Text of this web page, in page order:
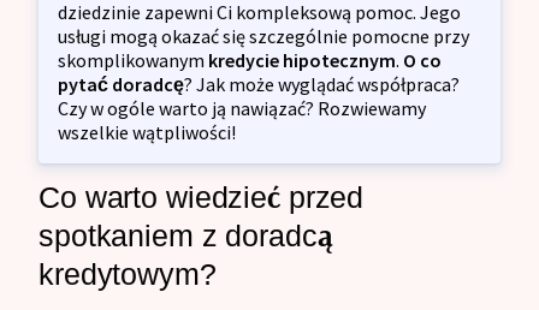
dziedzinie zapewni Ci kompleksową pomoc. Jego
usługi mogą okazać się szczególnie pomocne przy
skomplikowanym kredycie hipotecznym. O co
pytać doradcę? Jak może wyglądać współpraca?
Czy w ogóle warto ją nawiązać? Rozwiewamy
wszelkie wątpliwości!
Co warto wiedzieć przed
spotkaniem z doradcą
kredytowym?